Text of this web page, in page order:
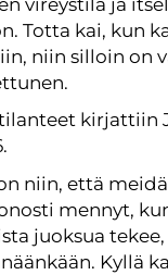
Totta kai, kun
niin silloin on
kirjattiin
niin, että
mennyt,
juoksua
Kyllä